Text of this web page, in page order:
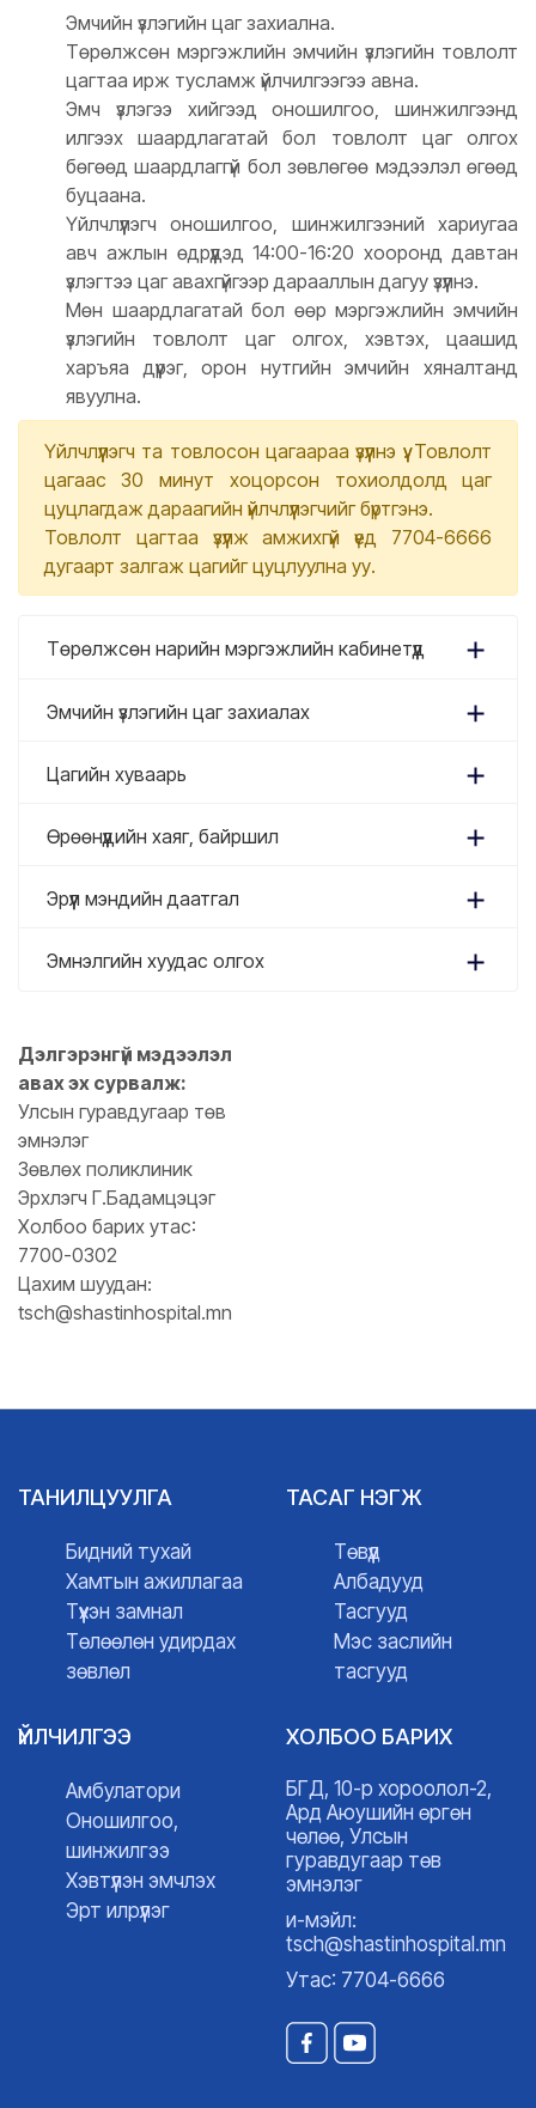
Эмчийн үзлэгийн цаг захиална.
Төрөлжсөн мэргэжлийн эмчийн үзлэгийн товлолт
цагтаа ирж тусламж үйлчилгээгээ авна.
Эмч үзлэгээ хийгээд оношилгоо, шинжилгээнд
илгээх шаардлагатай бол товлолт цаг олгох
бөгөөд шаардлаггүй бол зөвлөгөө мэдээлэл өгөөд
буцаана.
Үйлчлүүлэгч оношилгоо, шинжилгээний хариугаа
авч ажлын өдрүүдэд 14:00-16:20 хооронд давтан
үзлэгтээ цаг авахгүйгээр дарааллын дагуу үзүүлнэ.
Мөн шаардлагатай бол өөр мэргэжлийн эмчийн
үзлэгийн товлолт цаг олгох, хэвтэх, цаашид
харъяа дүүрэг, орон нутгийн эмчийн хяналтанд
явуулна.
Үйлчлүүлэгч та товлосон цагаараа үзүүлнэ үү. Товлолт
цагаас 30 минут хоцорсон тохиолдолд цаг
цуцлагдаж дараагийн үйлчлүүлэгчийг бүртгэнэ.
Товлолт цагтаа үзүүлж амжихгүй үед 7704-6666
дугаарт залгаж цагийг цуцлуулна уу.
Төрөлжсөн нарийн мэргэжлийн кабинетүүд
Эмчийн үзлэгийн цаг захиалах
Цагийн хуваарь
Өрөөнүүдийн хаяг, байршил
Эрүүл мэндийн даатгал
Эмнэлгийн хуудас олгох
Дэлгэрэнгүй мэдээлэл
авах эх сурвалж:
Улсын гуравдугаар төв
эмнэлэг
Зөвлөх поликлиник
Эрхлэгч Г.Бадамцэцэг
Холбоо барих утас:
7700-0302
Цахим шуудан:
tsch@shastinhospital.mn
ТАНИЛЦУУЛГА
Бидний тухай
Хамтын ажиллагаа
Түүхэн замнал
Төлөөлөн удирдах
зөвлөл
ТАСАГ НЭГЖ
Төвүүд
Албадууд
Тасгууд
Мэс заслийн
тасгууд
ҮЙЛЧИЛГЭЭ
Амбулатори
Оношилгоо,
шинжилгээ
Хэвтүүлэн эмчлэх
Эрт илрүүлэг
ХОЛБОО БАРИХ
БГД, 10-р хороолол-2,
Ард Аюушийн өргөн
чөлөө, Улсын
гуравдугаар төв
эмнэлэг
и-мэйл:
tsch@shastinhospital.mn
Утас: 7704-6666